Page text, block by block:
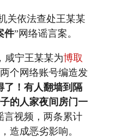
依法查处王某某
件”网络谣言案。
宁王某某为博取
个网络账号编造发
了！有人翻墙到隔
的人家夜间房门一
言视频，两条累计
造成恶劣影响。